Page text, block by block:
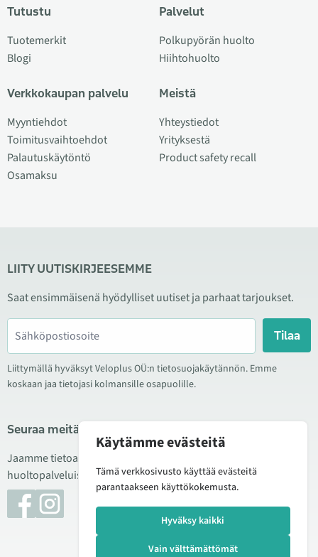
Tutustu
Tuotemerkit
Blogi
Verkkokaupan palvelu
Myyntiehdot
Toimitusvaihtoehdot
Palautuskäytöntö
Osamaksu
Palvelut
Polkupyörän huolto
Hiihtohuolto
Meistä
Yhteystiedot
Yrityksestä
Product safety recall
LIITY UUTISKIRJEESEMME
Saat ensimmäisenä hyödylliset uutiset ja parhaat tarjoukset.
Tilaa
Liittymällä hyväksyt Veloplus OÜ:n tietosuojakäytännön. Emme
koskaan jaa tietojasi kolmansille osapuolille.
Seuraa meitä sosiaalisessa mediassa
Jaamme tietoa hyvistä tarjouksista, uusista tuotteista ja
huoltopalveluista. Joskus julkaisemme myös tuote-esittelyjä.
Käytämme evästeitä
Tämä verkkosivusto käyttää evästeitä
parantaakseen käyttökokemusta.
Hyväksy kaikki
Vain välttämättömät